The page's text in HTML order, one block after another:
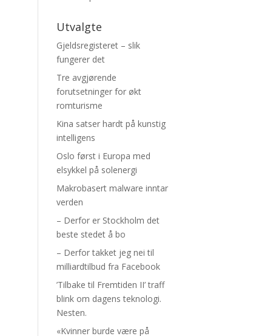
Utvalgte
Gjeldsregisteret – slik
fungerer det
Tre avgjørende
forutsetninger for økt
romturisme
Kina satser hardt på kunstig
intelligens
Oslo først i Europa med
elsykkel på solenergi
Makrobasert malware inntar
verden
– Derfor er Stockholm det
beste stedet å bo
– Derfor takket jeg nei til
milliardtilbud fra Facebook
’Tilbake til Fremtiden II’ traff
blink om dagens teknologi.
Nesten.
«Kvinner burde være på